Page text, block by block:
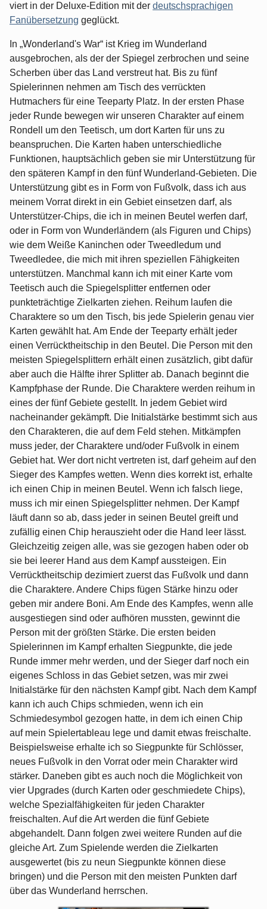
viert in der Deluxe-Edition mit der deutschsprachigen
Fanübersetzung geglückt.
In „Wonderland's War“ ist Krieg im Wunderland
ausgebrochen, als der der Spiegel zerbrochen und seine
Scherben über das Land verstreut hat. Bis zu fünf
Spielerinnen nehmen am Tisch des verrückten
Hutmachers für eine Teeparty Platz. In der ersten Phase
jeder Runde bewegen wir unseren Charakter auf einem
Rondell um den Teetisch, um dort Karten für uns zu
beanspruchen. Die Karten haben unterschiedliche
Funktionen, hauptsächlich geben sie mir Unterstützung für
den späteren Kampf in den fünf Wunderland-Gebieten. Die
Unterstützung gibt es in Form von Fußvolk, dass ich aus
meinem Vorrat direkt in ein Gebiet einsetzen darf, als
Unterstützer-Chips, die ich in meinen Beutel werfen darf,
oder in Form von Wunderländern (als Figuren und Chips)
wie dem Weiße Kaninchen oder Tweedledum und
Tweedledee, die mich mit ihren speziellen Fähigkeiten
unterstützen. Manchmal kann ich mit einer Karte vom
Teetisch auch die Spiegelsplitter entfernen oder
punkteträchtige Zielkarten ziehen. Reihum laufen die
Charaktere so um den Tisch, bis jede Spielerin genau vier
Karten gewählt hat. Am Ende der Teeparty erhält jeder
einen Verrücktheitschip in den Beutel. Die Person mit den
meisten Spiegelsplittern erhält einen zusätzlich, gibt dafür
aber auch die Hälfte ihrer Splitter ab. Danach beginnt die
Kampfphase der Runde. Die Charaktere werden reihum in
eines der fünf Gebiete gestellt. In jedem Gebiet wird
nacheinander gekämpft. Die Initialstärke bestimmt sich aus
den Charakteren, die auf dem Feld stehen. Mitkämpfen
muss jeder, der Charaktere und/oder Fußvolk in einem
Gebiet hat. Wer dort nicht vertreten ist, darf geheim auf den
Sieger des Kampfes wetten. Wenn dies korrekt ist, erhalte
ich einen Chip in meinen Beutel. Wenn ich falsch liege,
muss ich mir einen Spiegelsplitter nehmen. Der Kampf
läuft dann so ab, dass jeder in seinen Beutel greift und
zufällig einen Chip herauszieht oder die Hand leer lässt.
Gleichzeitig zeigen alle, was sie gezogen haben oder ob
sie bei leerer Hand aus dem Kampf aussteigen. Ein
Verrücktheitschip dezimiert zuerst das Fußvolk und dann
die Charaktere. Andere Chips fügen Stärke hinzu oder
geben mir andere Boni. Am Ende des Kampfes, wenn alle
ausgestiegen sind oder aufhören mussten, gewinnt die
Person mit der größten Stärke. Die ersten beiden
Spielerinnen im Kampf erhalten Siegpunkte, die jede
Runde immer mehr werden, und der Sieger darf noch ein
eigenes Schloss in das Gebiet setzen, was mir zwei
Initialstärke für den nächsten Kampf gibt. Nach dem Kampf
kann ich auch Chips schmieden, wenn ich ein
Schmiedesymbol gezogen hatte, in dem ich einen Chip
auf mein Spielertableau lege und damit etwas freischalte.
Beispielsweise erhalte ich so Siegpunkte für Schlösser,
neues Fußvolk in den Vorrat oder mein Charakter wird
stärker. Daneben gibt es auch noch die Möglichkeit von
vier Upgrades (durch Karten oder geschmiedete Chips),
welche Spezialfähigkeiten für jeden Charakter
freischalten. Auf die Art werden die fünf Gebiete
abgehandelt. Dann folgen zwei weitere Runden auf die
gleiche Art. Zum Spielende werden die Zielkarten
ausgewertet (bis zu neun Siegpunkte können diese
bringen) und die Person mit den meisten Punkten darf
über das Wunderland herrschen.